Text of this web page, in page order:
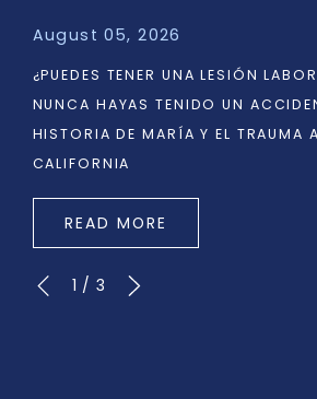
August 05, 2026
¿PUEDES TENER UNA LESIÓN
NUNCA HAYAS TENIDO UN
HISTORIA DE MARÍA Y EL TRAUMA
CALIFORNIA
READ MORE
1 / 3